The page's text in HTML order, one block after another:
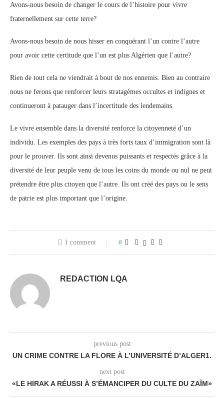
Avons-nous besoin de changer le cours de l’histoire pour vivre
fraternellement sur cette terre?
Avons-nous besoin de nous hisser en conquérant l’un contre l’autre
pour avoir cette certitude que l’un est plus Algérien que l’autre?
Rien de tout cela ne viendrait à bout de nos ennemis. Bien au contraire
nous ne ferons que renforcer leurs stratagèmes occultes et indignes et
continueront à patauger dans l’incertitude des lendemains.
Le vivre ensemble dans la diversité renforce la citoyenneté d’un
individu. Les exemples des pays à très forts taux d’immigration sont là
pour le prouver. Ils sont ainsi devenus puissants et respectés grâce à la
diversité de leur peuple venu de tous les coins du monde ou nul ne peut
prétendre être plus citoyen que l’autre. Ils ont créé des pays ou le sens
de patrie est plus important que l’origine.
1 comment 0
REDACTION LQA
previous post
UN CRIME CONTRE LA FLORE À L’UNIVERSITÉ D’ALGER1.
next post
«LE HIRAK A RÉUSSI À S’ÉMANCIPER DU CULTE DU ZAÏM»